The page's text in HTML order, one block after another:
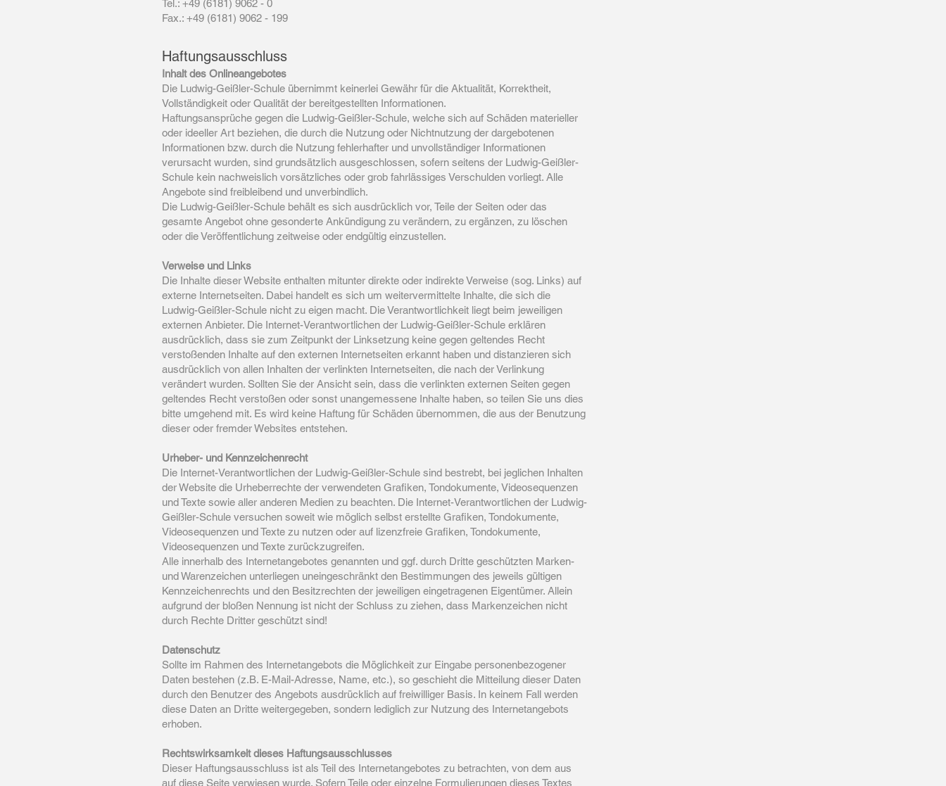
Tel.: +49 (6181) 9062 - 0
Fax.: +49 (6181) 9062 - 199
Haftungsausschluss
Inhalt des Onlineangebotes
Die Ludwig-Geißler-Schule übernimmt keinerlei Gewähr für die Aktualität, Korrektheit,
Vollständigkeit oder Qualität der bereitgestellten Informationen.
Haftungsansprüche gegen die Ludwig-Geißler-Schule, welche sich auf Schäden materieller
oder ideeller Art beziehen, die durch die Nutzung oder Nichtnutzung der dargebotenen
Informationen bzw. durch die Nutzung fehlerhafter und unvollständiger Informationen
verursacht wurden, sind grundsätzlich ausgeschlossen, sofern seitens der Ludwig-Geißler-
Schule kein nachweislich vorsätzliches oder grob fahrlässiges Verschulden vorliegt. Alle
Angebote sind freibleibend und unverbindlich.
Die Ludwig-Geißler-Schule behält es sich ausdrücklich vor, Teile der Seiten oder das
gesamte Angebot ohne gesonderte Ankündigung zu verändern, zu ergänzen, zu löschen
oder die Veröffentlichung zeitweise oder endgültig einzustellen.
Verweise und Links
Die Inhalte dieser Website enthalten mitunter direkte oder indirekte Verweise (sog. Links) auf
externe Internetseiten. Dabei handelt es sich um weitervermittelte Inhalte, die sich die
Ludwig-Geißler-Schule nicht zu eigen macht. Die Verantwortlichkeit liegt beim jeweiligen
externen Anbieter. Die Internet-Verantwortlichen der Ludwig-Geißler-Schule erklären
ausdrücklich, dass sie zum Zeitpunkt der Linksetzung keine gegen geltendes Recht
verstoßenden Inhalte auf den externen Internetseiten erkannt haben und distanzieren sich
ausdrücklich von allen Inhalten der verlinkten Internetseiten, die nach der Verlinkung
verändert wurden. Sollten Sie der Ansicht sein, dass die verlinkten externen Seiten gegen
geltendes Recht verstoßen oder sonst unangemessene Inhalte haben, so teilen Sie uns dies
bitte umgehend mit. Es wird keine Haftung für Schäden übernommen, die aus der Benutzung
dieser oder fremder Websites entstehen.
Urheber- und Kennzeichenrecht
Die Internet-Verantwortlichen der Ludwig-Geißler-Schule sind bestrebt, bei jeglichen Inhalten
der Website die Urheberrechte der verwendeten Grafiken, Tondokumente, Videosequenzen
und Texte sowie aller anderen Medien zu beachten. Die Internet-Verantwortlichen der Ludwig-
Geißler-Schule versuchen soweit wie möglich selbst erstellte Grafiken, Tondokumente,
Videosequenzen und Texte zu nutzen oder auf lizenzfreie Grafiken, Tondokumente,
Videosequenzen und Texte zurückzugreifen.
Alle innerhalb des Internetangebotes genannten und ggf. durch Dritte geschützten Marken-
und Warenzeichen unterliegen uneingeschränkt den Bestimmungen des jeweils gültigen
Kennzeichenrechts und den Besitzrechten der jeweiligen eingetragenen Eigentümer. Allein
aufgrund der bloßen Nennung ist nicht der Schluss zu ziehen, dass Markenzeichen nicht
durch Rechte Dritter geschützt sind!
Datenschutz
Sollte im Rahmen des Internetangebots die Möglichkeit zur Eingabe personenbezogener
Daten bestehen (z.B. E-Mail-Adresse, Name, etc.), so geschieht die Mitteilung dieser Daten
durch den Benutzer des Angebots ausdrücklich auf freiwilliger Basis. In keinem Fall werden
diese Daten an Dritte weitergegeben, sondern lediglich zur Nutzung des Internetangebots
erhoben.
Rechtswirksamkeit dieses Haftungsausschlusses
Dieser Haftungsausschluss ist als Teil des Internetangebotes zu betrachten, von dem aus
auf diese Seite verwiesen wurde. Sofern Teile oder einzelne Formulierungen dieses Textes